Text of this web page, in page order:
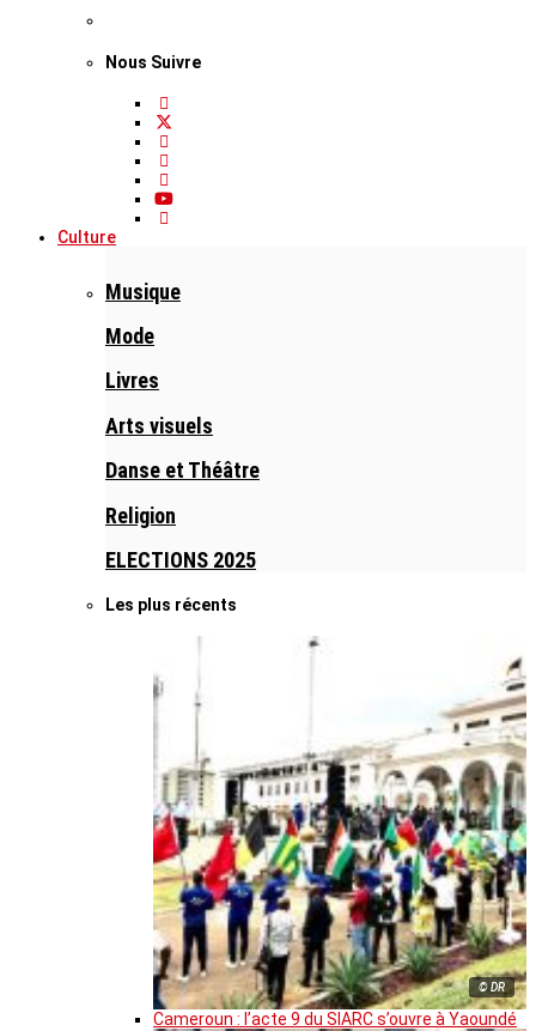
Nous Suivre
Culture
Musique
Mode
Livres
Arts visuels
Danse et Théâtre
Religion
ELECTIONS 2025
Les plus récents
© DR
Cameroun : l’acte 9 du SIARC s’ouvre à Yaoundé